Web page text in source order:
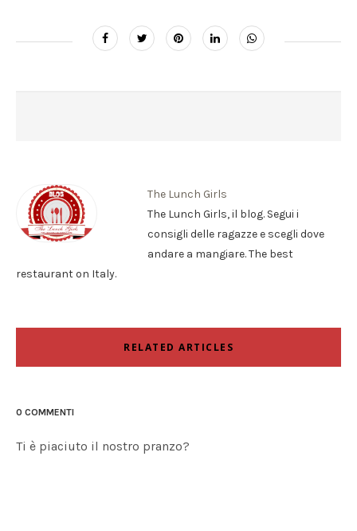
The Lunch Girls
The Lunch Girls, il blog. Segui i
consigli delle ragazze e scegli dove
andare a mangiare. The best
restaurant on Italy.
RELATED ARTICLES
0 COMMENTI
Ti è piaciuto il nostro pranzo?